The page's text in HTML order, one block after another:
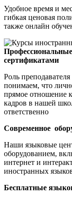
Удобное время и
гибкая ценовая
также онлайн
сертификатами
Роль
понимаем, что
прямое отношение
кадров в нашей
ответственно
Современное
Наши языковые
оборудованием,
интернет и
иностранных
Бесплатные